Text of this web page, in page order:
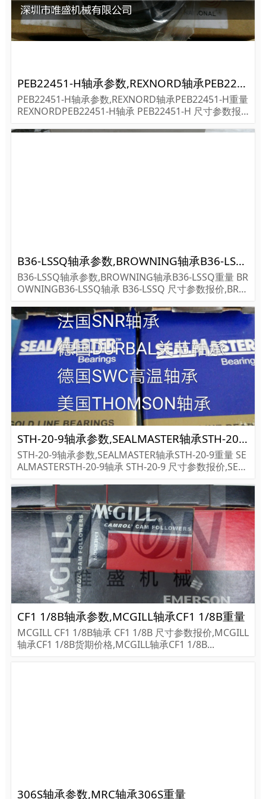
PEB22451-H轴承参数,REXNORD轴承PEB22451-H重量
PEB22451-H轴承参数,REXNORD轴承PEB22451-H重量
REXNORDPEB22451-H轴承 PEB22451-H 尺寸参数报
承PEB22451-H...
B36-LSSQ轴承参数,BROWNING轴承B36-LSSQ重量
B36-LSSQ轴承参数,BROWNING轴承B36-LSSQ重量 BR
OWNINGB36-LSSQ轴承 B36-LSSQ 尺寸参数报价,BRO
SSQ...
STH-20-9轴承参数,SEALMASTER轴承STH-20-9重量
STH-20-9轴承参数,SEALMASTER轴承STH-20-9重量 SE
ALMASTERSTH-20-9轴承 STH-20-9 尺寸参数报价,SEAL
-20-9...
CF1 1/8B轴承参数,MCGILL轴承CF1 1/8B重量
MCGILL CF1 1/8B轴承 CF1 1/8B 尺寸参数报价,MCGILL
轴承CF1 1/8B货期价格,MCGILL轴承CF1 1/8B...
306S轴承参数,MRC轴承306S重量